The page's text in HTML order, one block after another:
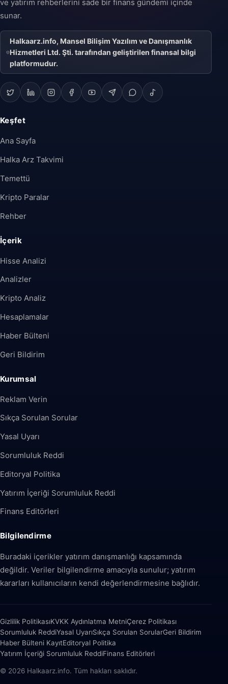
ve yatırım rehberlerini sade bir finans gündemi içinde
sunar.
Halkaarz.info, Mansel Bilişim Yazılım ve Danışmanlık
Hizmetleri Ltd. Şti. tarafından geliştirilen finansal bilgi
platformudur.
Keşfet
Ana Sayfa
Halka Arz Takvimi
Temettü
Kripto Paralar
Rehber
İçerik
Hisse Analizi
Analizler
Kripto Analiz
Hesaplamalar
Haber Bülteni
Geri Bildirim
Kurumsal
Reklam Verin
Sıkça Sorulan Sorular
Yasal Uyarı
Sorumluluk Reddi
Editoryal Politika
Yatırım İçeriği Sorumluluk Reddi
Finans Editörleri
Bilgilendirme
Buradaki içerikler yatırım danışmanlığı kapsamında
değildir. Veriler bilgilendirme amacıyla sunulur; yatırım
kararları kullanıcıların kendi değerlendirmesine bağlıdır.
Gizlilik PolitikasıKVKK Aydınlatma MetniÇerez Politikası
Sorumluluk ReddiYasal UyarıSıkça Sorulan SorularGeri Bildirim
Haber Bülteni KayıtEditoryal Politika
Yatırım İçeriği Sorumluluk ReddiFinans Editörleri
© 2026 Halkaarz.info. Tüm hakları saklıdır.